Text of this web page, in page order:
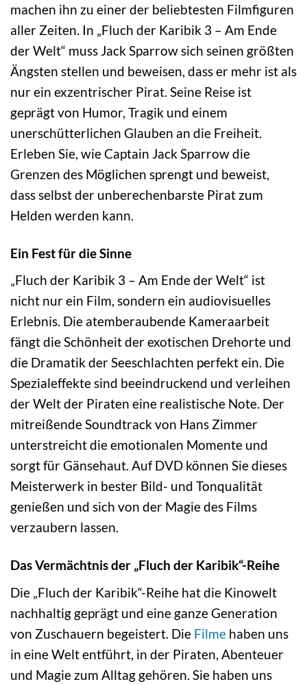
machen ihn zu einer der beliebtesten Filmfiguren
aller Zeiten. In „Fluch der Karibik 3 – Am Ende
der Welt“ muss Jack Sparrow sich seinen größten
Ängsten stellen und beweisen, dass er mehr ist als
nur ein exzentrischer Pirat. Seine Reise ist
geprägt von Humor, Tragik und einem
unerschütterlichen Glauben an die Freiheit.
Erleben Sie, wie Captain Jack Sparrow die
Grenzen des Möglichen sprengt und beweist,
dass selbst der unberechenbarste Pirat zum
Helden werden kann.
Ein Fest für die Sinne
„Fluch der Karibik 3 – Am Ende der Welt“ ist
nicht nur ein Film, sondern ein audiovisuelles
Erlebnis. Die atemberaubende Kameraarbeit
fängt die Schönheit der exotischen Drehorte und
die Dramatik der Seeschlachten perfekt ein. Die
Spezialeffekte sind beeindruckend und verleihen
der Welt der Piraten eine realistische Note. Der
mitreißende Soundtrack von Hans Zimmer
unterstreicht die emotionalen Momente und
sorgt für Gänsehaut. Auf DVD können Sie dieses
Meisterwerk in bester Bild- und Tonqualität
genießen und sich von der Magie des Films
verzaubern lassen.
Das Vermächtnis der „Fluch der Karibik“-Reihe
Die „Fluch der Karibik“-Reihe hat die Kinowelt
nachhaltig geprägt und eine ganze Generation
von Zuschauern begeistert. Die Filme haben uns
in eine Welt entführt, in der Piraten, Abenteuer
und Magie zum Alltag gehören. Sie haben uns